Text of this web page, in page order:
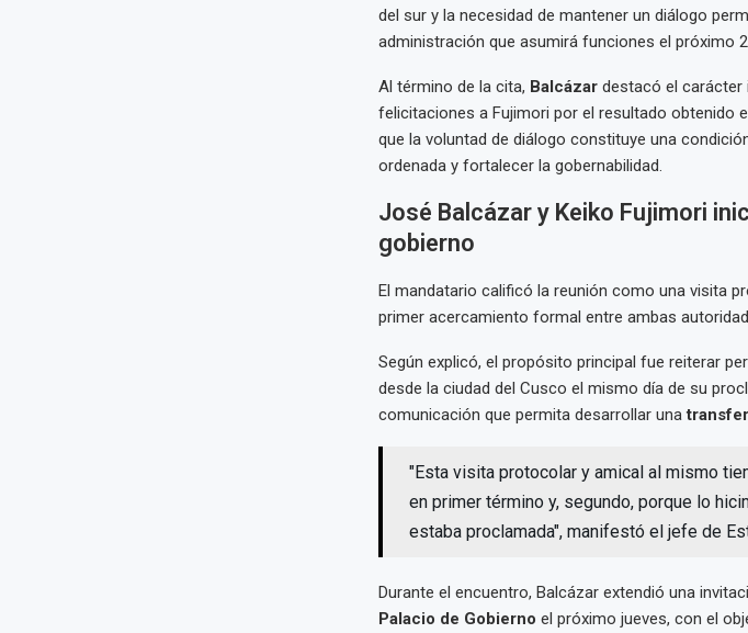
del sur y la necesidad de mantener un diálogo
administración que asumirá funciones el próximo
Al término de la cita, Balcázar destacó el carácter
felicitaciones a Fujimori por el resultado obtenido
que la voluntad de diálogo constituye una
ordenada y fortalecer la gobernabilidad.
José Balcázar y Keiko Fujimori
gobierno
El mandatario calificó la reunión como una visita
primer acercamiento formal entre ambas
Según explicó, el propósito principal fue reiterar
desde la ciudad del Cusco el mismo día de su
comunicación que permita desarrollar una
"Esta visita protocolar y amical al mismo
en primer término y, segundo, porque lo
estaba proclamada", manifestó el jefe de
Durante el encuentro, Balcázar extendió una
Palacio de Gobierno el próximo jueves, con el